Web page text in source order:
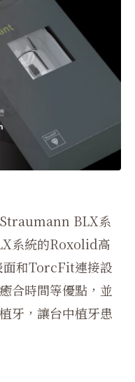
BLX系
系統的Roxolid高
面和TorcFit連接設
合時間等優點，並
牙，讓台中植牙患